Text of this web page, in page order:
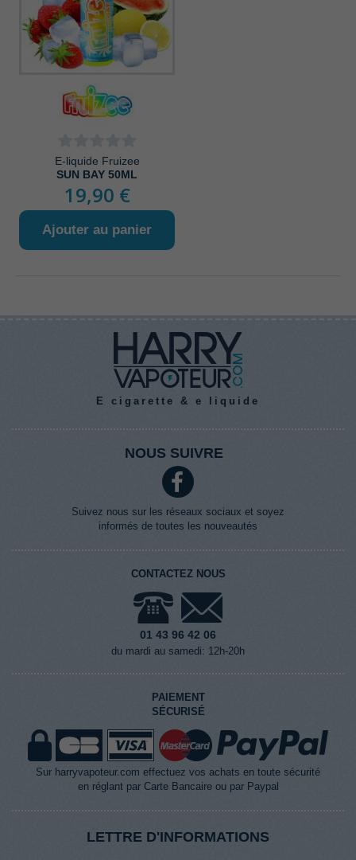
E-liquide Fruizee
SUN BAY 50ML
19,90 €
Ajouter au panier
E cigarette & e liquide
NOUS SUIVRE
Suivez nous sur les réseaux sociaux et soyez
informés de toutes les nouveautés
CONTACTEZ NOUS
01 43 96 42 06
du mardi au samedi: 12h-20h
PAIEMENT
SÉCURISÉ
Sur harryvapoteur.com effectuez vos achats en toute sécurité
en réglant par Carte Bancaire ou par Paypal
LETTRE D'INFORMATIONS